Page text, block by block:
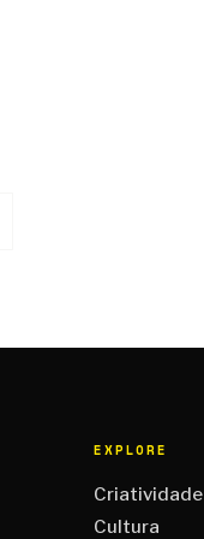
EXPLORE
Criatividade
Cultura